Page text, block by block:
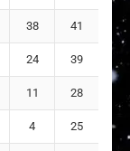
38 41
24 39
11 28
4 25